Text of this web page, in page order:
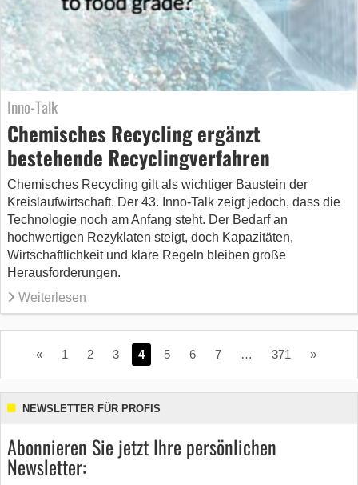
Inno-Talk
Chemisches Recycling ergänzt
bestehende Recyclingverfahren
Chemisches Recycling gilt als wichtiger Baustein der
Kreislaufwirtschaft. Der 43. Inno-Talk zeigt jedoch, dass die
Technologie noch am Anfang steht. Der Bedarf an
hochwertigen Rezyklaten steigt, doch Kapazitäten,
Wirtschaftlichkeit und klare Regeln bleiben große
Herausforderungen.
Weiterlesen
« 1 2 3 4 5 6 7 … 371 »
NEWSLETTER FÜR PROFIS
Abonnieren Sie jetzt Ihre persönlichen
Newsletter: